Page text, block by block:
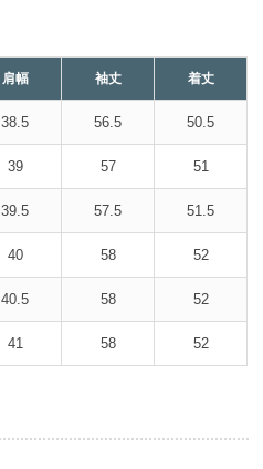
肩幅 袖丈 着丈
38.5 56.5 50.5
39 57 51
39.5 57.5 51.5
40 58 52
40.5 58 52
41 58 52